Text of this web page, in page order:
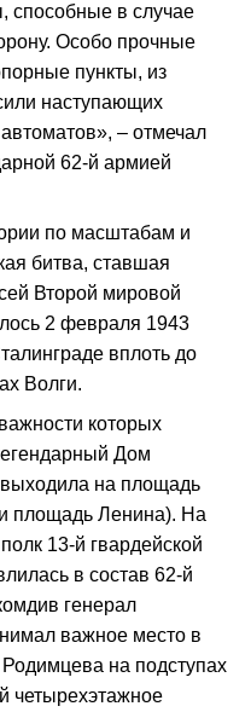
способные в случае
Особо прочные
пункты, из
наступающих
– отмечал
62-й армией
по масштабам и
битва, ставшая
Второй мировой
2 февраля 1943
вплоть до
Волги.
которых
Дом
на площадь
площадь Ленина). На
13-й гвардейской
в состав 62-й
генерал
важное место в
на подступах
четырехэтажное